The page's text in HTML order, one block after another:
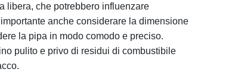
libera, che potrebbero influenzare
anche considerare la dimensione
la pipa in modo comodo e preciso.
pulito e privo di residui di combustibile